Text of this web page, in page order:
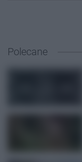
Polecane